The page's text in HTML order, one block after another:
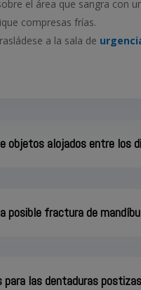
el área que sangra con
compresas frías.
a la sala de
objetos alojados entre los
posible fractura de
para las dentaduras postizas